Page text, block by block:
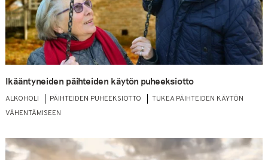
Ikääntyneiden päihteiden käytön puheeksiotto
ALKOHOLI PÄIHTEIDEN PUHEEKSIOTTO
TUKEA PÄIHTEIDEN KÄYTÖN
VÄHENTÄMISEEN